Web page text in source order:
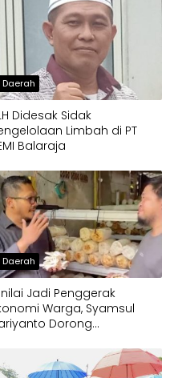
Daerah
Didesak Sidak
Limbah di PT
Balaraja
Daerah
Jadi Penggerak
Warga, Syamsul
Dorong
Crispy di Serpong